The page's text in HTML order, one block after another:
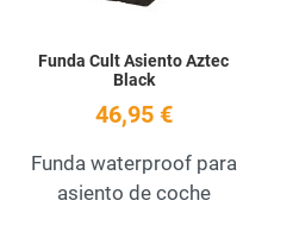
Funda Cult Asiento Aztec
Black
46,95 €
Funda waterproof para
asiento de coche